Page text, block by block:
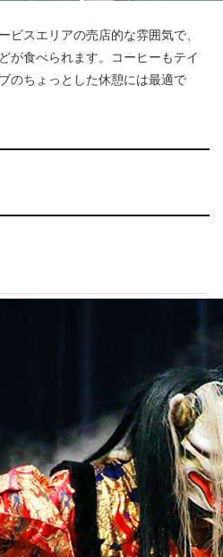
ビスエリアの売店的な雰囲気で、
が食べられます。コーヒーもテイ
のちょっとした休憩には最適で